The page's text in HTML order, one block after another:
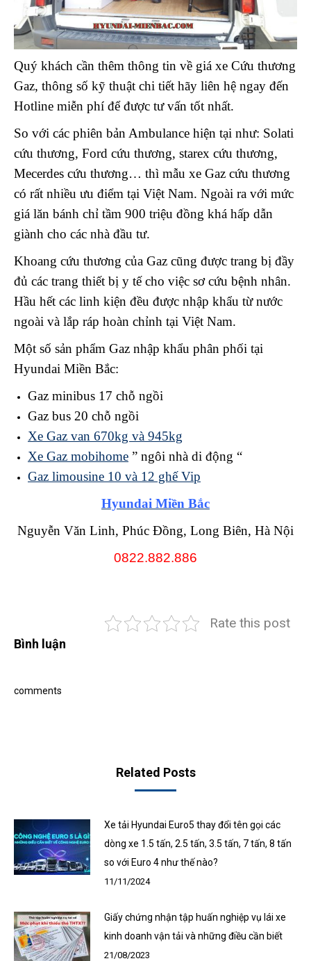
Quý khách cần thêm thông tin về giá xe Cứu thương
Gaz, thông số kỹ thuật chi tiết hãy liên hệ ngay đến
Hotline miễn phí để được tư vấn tốt nhất.
So với các phiên bản Ambulance hiện tại như: Solati
cứu thương, Ford cứu thương, starex cứu thương,
Mecerdes cứu thương… thì mẫu xe Gaz cứu thương
có rất nhiều ưu điểm tại Việt Nam. Ngoài ra với mức
giá lăn bánh chỉ tầm 900 triệu đồng khá hấp dẫn
giành cho các nhà đầu tư.
Khoang cứu thương của Gaz cũng được trang bị đầy
đủ các trang thiết bị y tế cho việc sơ cứu bệnh nhân.
Hầu hết các linh kiện đều được nhập khẩu từ nước
ngoài và lắp ráp hoàn chỉnh tại Việt Nam.
Một số sản phẩm Gaz nhập khẩu phân phối tại
Hyundai Miền Bắc:
Gaz minibus 17 chỗ ngồi
Gaz bus 20 chỗ ngồi
Xe Gaz van 670kg và 945kg
Xe Gaz mobihome ” ngôi nhà di động “
Gaz limousine 10 và 12 ghế Vip
Hyundai Miền Bắc
Nguyễn Văn Linh, Phúc Đồng, Long Biên, Hà Nội
0822.882.886
Rate this post
Bình luận
comments
Related Posts
Xe tải Hyundai Euro5 thay đổi tên gọi các
dòng xe 1.5 tấn, 2.5 tấn, 3.5 tấn, 7 tấn, 8 tấn
so với Euro 4 như thế nào?
11/11/2024
Giấy chứng nhận tập huấn nghiệp vụ lái xe
kinh doanh vận tải và những điều cần biết
21/08/2023